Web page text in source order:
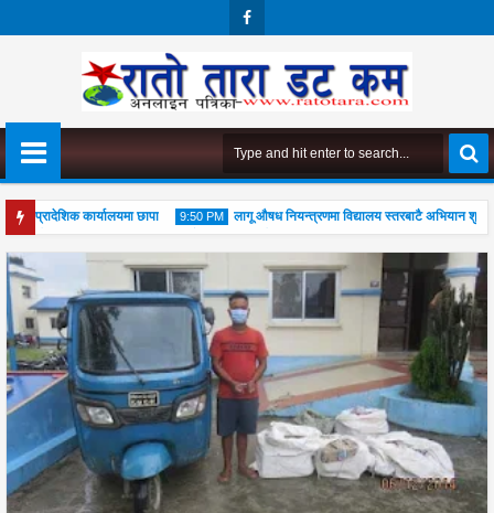
Boo
प्रादेशिक कार्यालयमा छापा 9:50 PM
04 Aug
2026
लागू औषध नियन्त्रणमा विद्यालय स्तरबाटै अभियान शुरु
महोत्सव सम्पन्न, आध्यात्मिक जीवनशैली अपनाउन जोड